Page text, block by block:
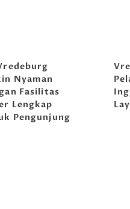
Nyaman
Fasilitas
Lengkap
Pengunjung